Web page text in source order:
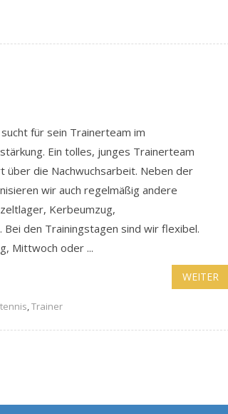
für sein Trainerteam im
Ein tolles, junges Trainerteam
über die Nachwuchsarbeit. Neben der
wir auch regelmäßig andere
Kerbeumzug,
Bei den Trainingstagen sind wir flexibel.
Mittwoch oder ...
WEITER
,Trainer